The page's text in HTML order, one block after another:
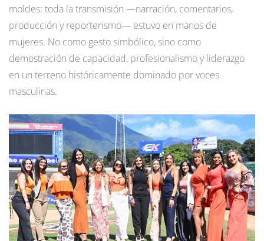
moldes: toda la transmisión —narración, comentarios,
producción y reporterismo— estuvo en manos de
mujeres. No como gesto simbólico, sino como
demostración de capacidad, profesionalismo y liderazgo
en un terreno históricamente dominado por voces
masculinas.